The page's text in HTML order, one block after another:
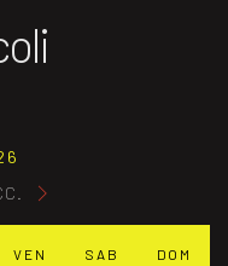
VEN SAB DOM